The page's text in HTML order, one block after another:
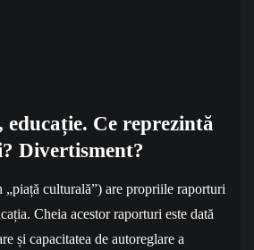
Ce reprezintă
Divertisment?
„piață culturală”) are propriile raporturi
Cheia acestor raporturi este dată
și capacitatea de autoreglare a